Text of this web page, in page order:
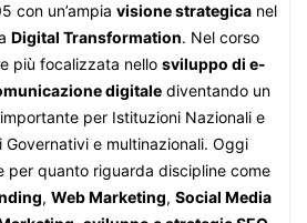
con un’ampia visione strategica nel
Digital Transformation. Nel corso
più focalizzata nello sviluppo di e-
digitalediventando un
per Istituzioni Nazionali e
Governativi e multinazionali. Oggi
per quanto riguarda discipline come
, Web Marketing, Social Media